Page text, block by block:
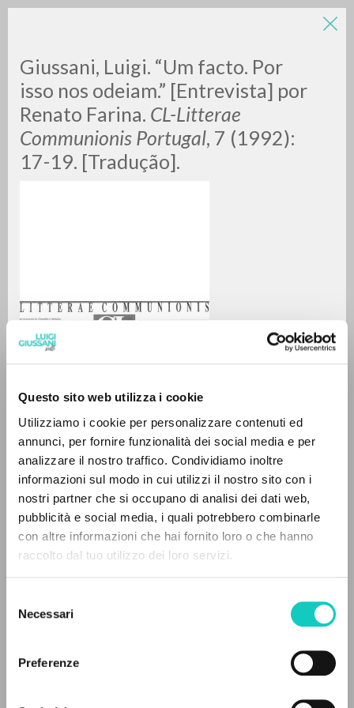
Questo sito web utilizza i cookie
Utilizziamo i cookie per personalizzare contenuti ed
annunci, per fornire funzionalità dei social media e per
analizzare il nostro traffico. Condividiamo inoltre
informazioni sul modo in cui utilizzi il nostro sito con i
nostri partner che si occupano di analisi dei dati web,
pubblicità e social media, i quali potrebbero combinarle
con altre informazioni che hai fornito loro o che hanno
raccolto dal tuo utilizzo dei loro servizi.
delNecessari
Preferenze
Giussani, Luigi. “Um facto. Por
isso nos odeiam.” [Entrevista] por
Renato Farina. CL-Litterae
Communionis Portugal, 7 (1992):
17-19. [Tradução].
Farina RenatoInterview
Giussani LuigiAuthor
Portuguese
Pages: 3
LUIGI
GIUSSANI
0RESULTS FOUND
MORE RESULTS